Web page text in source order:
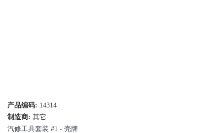
产品编码: 14314
制造商: 其它
汽修工具套装 #1 - 壳牌